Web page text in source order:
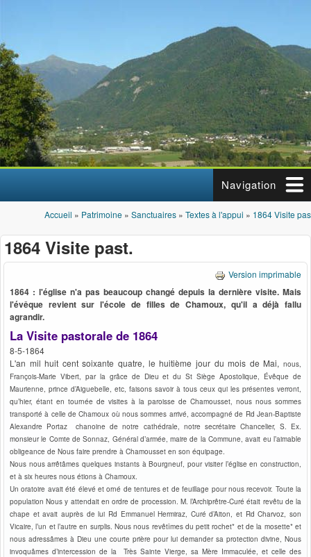
Navigation
Vous êtes ici
Accueil » Patrimoine » Sanctuaires » Textes à l'appui » 1864 Visite
1864 Visite past.
Version imprimable
1864 : l'église n'a pas beaucoup changé depuis la dernière visite. Mais
l'évêque revient sur l'école de filles de Chamoux, qu'il a déjà fallu
agrandir.
La Visite pastorale de 1864
8-5-1864
L'an mil huit cent soixante quatre, le huitième jour du mois de Mai, nous,
François-Marie Vibert, par la grâce de Dieu et du St Siège Apostolique, Évêque de
Maurienne, prince d’Aiguebelle, etc, faisons savoir à tous ceux qui les présentes verront,
qu’hier, étant en tournée de visites à la paroisse de Chamousset, nous nous sommes
transporté à celle de Chamoux où nous sommes arrivé, accompagné de Rd Jean-Baptiste
Alexandre Portaz chanoine de notre cathédrale, notre secrétaire Chancelier, S. Ex.
monsieur le Comte de Sonnaz, Général d’armée, maire de la Commune, avait eu l’aimable
obligeance de Nous faire prendre à Chamousset en son équipage.
Nous nous arrêtâmes quelques instants à Bourgneuf, pour visiter l’église en construction,
et à six heures nous étions à Chamoux.
Un oratoire avait été élevé et orné de tentures et de feuillage pour nous recevoir. Toute la
population Nous y attendait en ordre de procession. M. l’Archiprêtre-Curé était revêtu de la
chape et avait auprès de lui Rd Emmanuel Hermiraz, Curé d’Aiton, et Rd Charvoz, son
Vicaire, l’un et l’autre en surplis. Nous nous revêtîmes du petit rochet* et de la mosette* et
nous adressâmes à Dieu une courte prière pour lui demander sa protection divine, Nous
invoquâmes d’intercession de la Très Sainte Vierge, sa Mère Immaculée, et celle des